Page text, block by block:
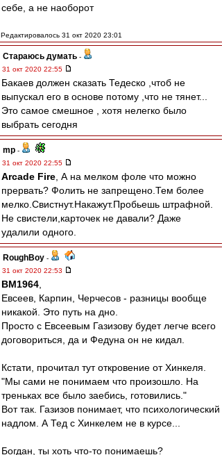
себе, а не наоборот
Редактировалось 31 окт 2020 23:01
Стараюсь думать -
31 окт 2020 22:55
Бакаев должен сказать Тедеско ,чтоб не
выпускал его в основе потому ,что не тянет...
Это самое смешное , хотя нелегко было
выбрать сегодня
mp -
31 окт 2020 22:55
Arcade Fire , А на мелком фоле что можно
прервать? Фолить не запрещено.Тем более
мелко.Свистнут.Накажут.Пробьешь штрафной.
Не свистели,карточек не давали? Даже
удалили одного.
RoughBoy -
31 окт 2020 22:53
BM1964
Евсеев, Карпин, Черчесов - разницы вообще
никакой. Это путь на дно.
Просто с Евсеевым Газизову будет легче всего
договориться, да и Федуна он не кидал.
Кстати, прочитал тут откровение от Хинкеля.
"Мы сами не понимаем что произошло. На
треньках все было заебись, готовились."
Вот так. Газизов понимает, что психологический
надлом. А Тед с Хинкелем не в курсе...
Богдан, ты хоть что-то понимаешь?